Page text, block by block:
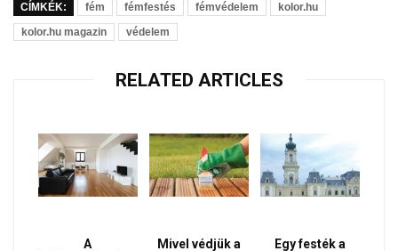
CÍMKÉK: fém fémfestés fémvédelem
kolor.hu
kolor.hu magazin
védelem
RELATED ARTICLES
A
Mivel védjük a
Egy festék a